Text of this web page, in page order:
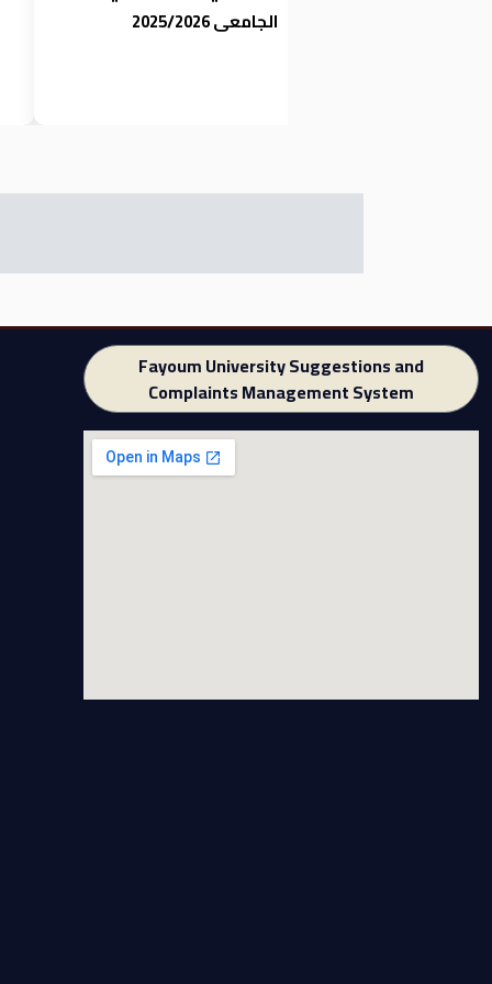
الجامعى 2025/2026
Fayoum University Suggestions and
Complaints Management System